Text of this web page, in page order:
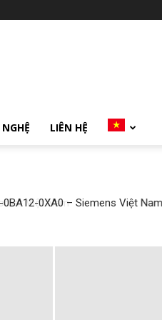
LIÊN HỆ
0XA0 – Siemens Việt Nam